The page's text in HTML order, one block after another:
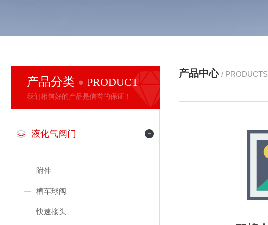
产品分类 PRODUCT
我们相信好的产品是信誉的保证！
液化气阀门
附件
槽车球阀
快速接头
产品中心 / PRODUCTS